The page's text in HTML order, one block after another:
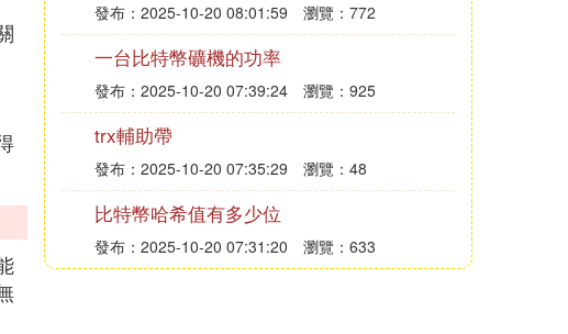
發布：2025-10-20 08:01:59 瀏覽：772
一台比特幣礦機的功率
發布：2025-10-20 07:39:24 瀏覽：925
trx輔助帶
發布：2025-10-20 07:35:29 瀏覽：48
比特幣哈希值有多少位
發布：2025-10-20 07:31:20 瀏覽：633